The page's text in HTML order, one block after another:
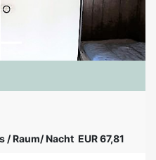
/ Raum/ Nacht EUR 67,81